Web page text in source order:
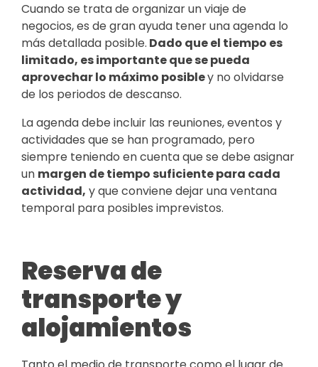
Cuando se trata de organizar un viaje de
negocios, es de gran ayuda tener una agenda lo
más detallada posible. Dado que el tiempo es
limitado, es importante que se pueda
aprovechar lo máximo posibley no olvidarse
de los periodos de descanso.
La agenda debe incluir las reuniones, eventos y
actividades que se han programado, pero
siempre teniendo en cuenta que se debe asignar
un margen de tiempo suficiente para cada
actividad, y que conviene dejar una ventana
temporal para posibles imprevistos.
Reserva de
transporte y
alojamientos